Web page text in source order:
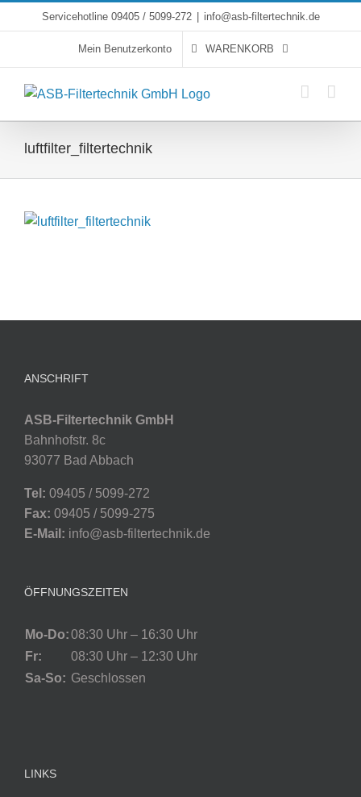
to
Servicehotline 09405 / 5099-272 info@asb-filtertechnik.de
Mein Benutzerkonto WARENKORB
luftfilter_filtertechnik
ANSCHRIFT
ASB-Filtertechnik GmbH
Bahnhofstr. 8c
93077 Bad Abbach
Tel: 09405 / 5099-272
Fax: 09405 / 5099-275
E-Mail: info@asb-filtertechnik.de
ÖFFNUNGSZEITEN
Mo-Do:08:30 Uhr – 16:30 Uhr
Fr:
08:30 Uhr – 12:30 Uhr
Sa-So: Geschlossen
LINKS